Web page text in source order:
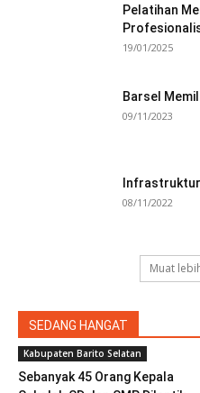
Pelatihan
19/01/2025
Barsel
09/11/2023
08/11/2022
Muat
SEDANG HANGAT
Kabupaten Barito Selatan
Sebanyak 45 Orang Kepala